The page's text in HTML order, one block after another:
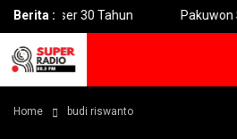
Berita :30 Tahun Pakuwon Siap
Home budi riswanto